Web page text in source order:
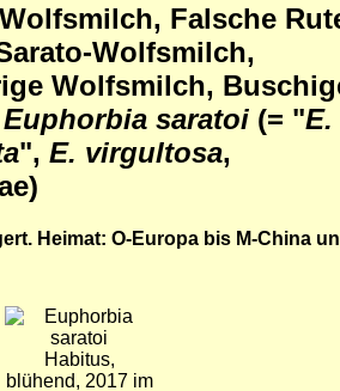
Falsche
Wolfsmilch,
Wolfsmilch,
Euphorbia saratoi (= "E.
", E. virgultosa,
Heimat: O-Europa bis M-China
Bild
Habitus,
blühend, 2017 im